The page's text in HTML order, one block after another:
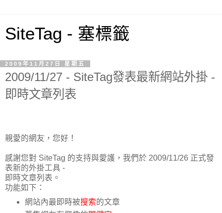
SiteTag - 塞標籤
2009年11月27日 星期五
2009/11/27 - SiteTag發表最新網站外掛 -
即時文章列表
親愛的網友，您好！
感謝您對 SiteTag 的支持與愛護，我們於 2009/11/26 正式發
表新的外掛工具 -
即時文章列表。
功能如下：
網站內最即時被搜索的文章